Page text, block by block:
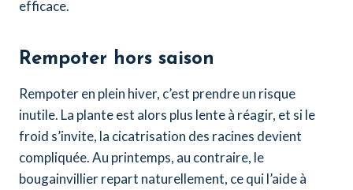
efficace.
Rempoter hors saison
Rempoter en plein hiver, c’est prendre un risque
inutile. La plante est alors plus lente à réagir, et si le
froid s’invite, la cicatrisation des racines devient
compliquée. Au printemps, au contraire, le
bougainvillier repart naturellement, ce qui l’aide à